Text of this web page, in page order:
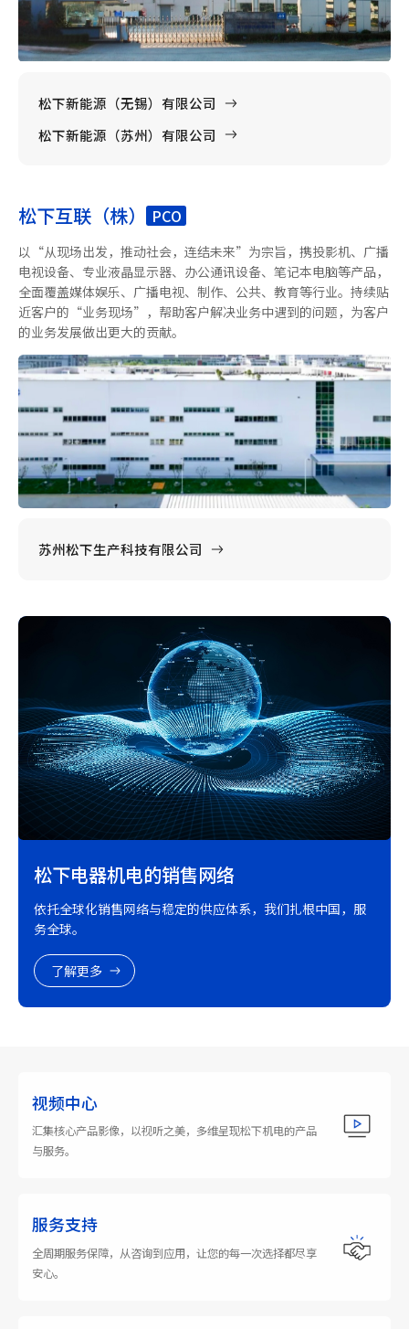
松下新能源（无锡）有限公司
松下新能源（苏州）有限公司
松下互联（株） PCO
以“从现场出发，推动社会，连结未来”为宗旨，携投影机、广播
电视设备、专业液晶显示器、办公通讯设备、笔记本电脑等产品，
全面覆盖媒体娱乐、广播电视、制作、公共、教育等行业。持续贴
近客户的“业务现场”，帮助客户解决业务中遇到的问题，为客户
的业务发展做出更大的贡献。
苏州松下生产科技有限公司
松下电器机电的销售网络
依托全球化销售网络与稳定的供应体系，我们扎根中国，服
务全球。
了解更多
视频中心
汇集核心产品影像，以视听之美，多维呈现松下机电的产品
与服务。
服务支持
全周期服务保障，从咨询到应用，让您的每一次选择都尽享
安心。